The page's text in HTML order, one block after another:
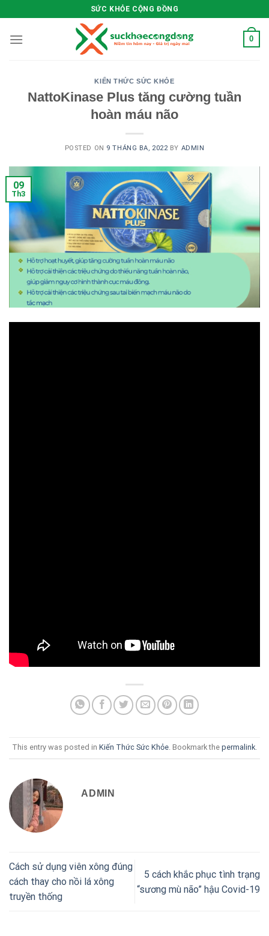
to
content
SỨC KHỎE CỘNG ĐỒNG
0
KIẾN THỨC SỨC KHỎE
NattoKinase Plus tăng cường tuần
hoàn máu não
POSTED ON 9 THÁNG BA, 2022 BY ADMIN
09
Th3
This entry was posted in Kiến Thức Sức Khỏe. Bookmark the permalink.
ADMIN
Cách sử dụng viên xông đúng
cách thay cho nồi lá xông
truyền thống
5 cách khắc phục tình trạng
“sương mù não” hậu Covid-19